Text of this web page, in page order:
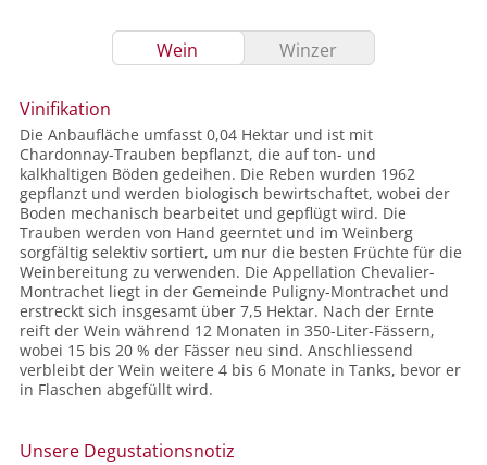
Wein Winzer
Vinifikation
Die Anbaufläche umfasst 0,04 Hektar und ist mit
Chardonnay-Trauben bepflanzt, die auf ton- und
kalkhaltigen Böden gedeihen. Die Reben wurden 1962
gepflanzt und werden biologisch bewirtschaftet, wobei der
Boden mechanisch bearbeitet und gepflügt wird. Die
Trauben werden von Hand geerntet und im Weinberg
sorgfältig selektiv sortiert, um nur die besten Früchte für die
Weinbereitung zu verwenden. Die Appellation Chevalier-
Montrachet liegt in der Gemeinde Puligny-Montrachet und
erstreckt sich insgesamt über 7,5 Hektar. Nach der Ernte
reift der Wein während 12 Monaten in 350-Liter-Fässern,
wobei 15 bis 20 % der Fässer neu sind. Anschliessend
verbleibt der Wein weitere 4 bis 6 Monate in Tanks, bevor er
in Flaschen abgefüllt wird.
Unsere Degustationsnotiz